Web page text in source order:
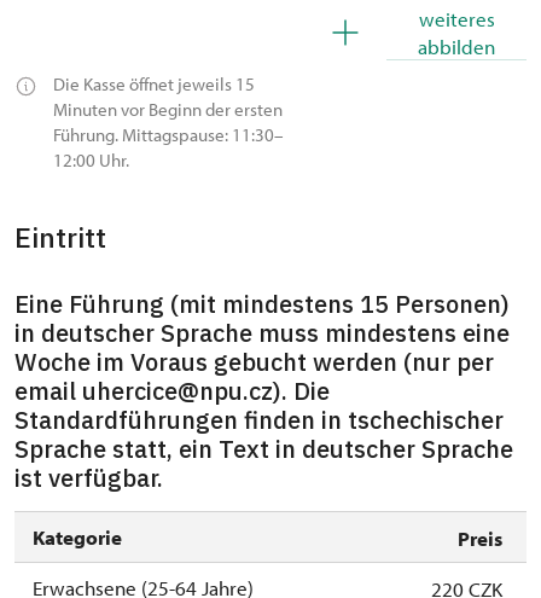
geschlossenweiteres
abbilden
Die Kasse öffnet jeweils 15
Minuten vor Beginn der ersten
Führung. Mittagspause: 11:30–
12:00 Uhr.
Eintritt
Eine Führung (mit mindestens 15 Personen)
in deutscher Sprache muss mindestens eine
Woche im Voraus gebucht werden (nur per
email uhercice@npu.cz). Die
Standardführungen finden in tschechischer
Sprache statt, ein Text in deutscher Sprache
ist verfügbar.
Kategorie
Preis
Erwachsene (25-64 Jahre)
220 CZK